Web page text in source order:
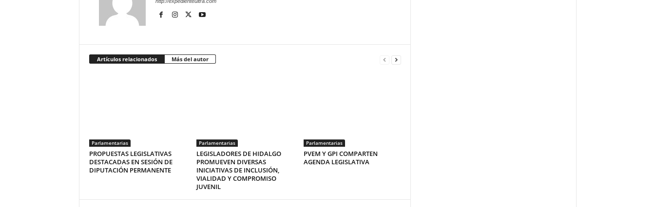
Artículos relacionados Más del autor
Parlamentarias
PROPUESTAS LEGISLATIVAS
DESTACADAS EN SESIÓN DE
DIPUTACIÓN PERMANENTE
Parlamentarias
LEGISLADORES DE HIDALGO
PROMUEVEN DIVERSAS
INICIATIVAS DE INCLUSIÓN,
VIALIDAD Y COMPROMISO
JUVENIL
Parlamentarias
PVEM Y GPI COMPARTEN
AGENDA LEGISLATIVA